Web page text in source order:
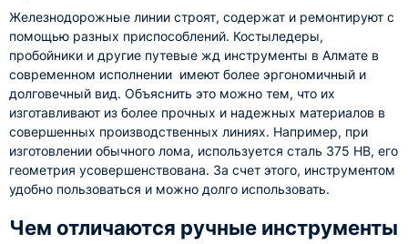
Железнодорожные линии строят, содержат и ремонтируют с
помощью разных приспособлений. Костыледеры,
пробойники и другие путевые жд инструменты в Алмате в
современном исполнении имеют более эргономичный и
долговечный вид. Объяснить это можно тем, что их
изготавливают из более прочных и надежных материалов в
совершенных производственных линиях. Например, при
изготовлении обычного лома, используется сталь 375 HB, его
геометрия усовершенствована. За счет этого, инструментом
удобно пользоваться и можно долго использовать.
Чем отличаются ручные инструменты